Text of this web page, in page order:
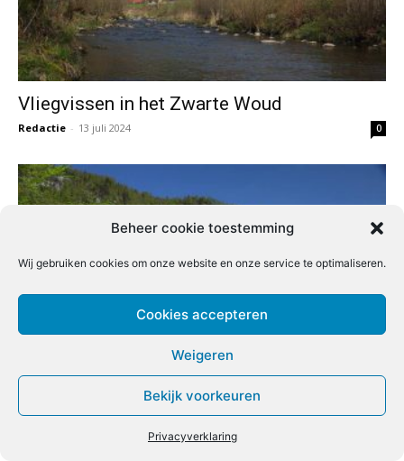
Beheer cookie toestemming
Wij gebruiken cookies om onze website en onze service te optimaliseren.
Cookies accepteren
Weigeren
Bekijk voorkeuren
Privacyverklaring
Vliegvissen in het Zwarte Woud
Redactie - 13 juli 2024 0
Vliegvissen in Oostenrijk